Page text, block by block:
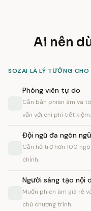
Ai nên
SOZAI LÀ LÝ TƯỞNG CHO
Phóng viên tự do
Cần bản phiên âm và
vấn với chi phí tiết kiệm.
Đội ngũ đa ngôn ngữ
Cần hỗ trợ hơn 100
chỉnh.
Người sáng tạo nội
Muốn phiên âm giá rẻ
chú chương trình.